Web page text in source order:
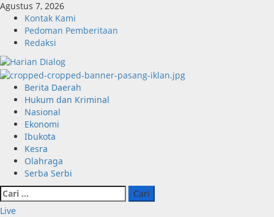
Skip
content
Agustus 7, 2026
Kontak Kami
Pedoman Pemberitaan
Redaksi
Primary
Menu
Berita Daerah
Hukum dan Kriminal
Nasional
Ekonomi
Ibukota
Kesra
Olahraga
Serba Serbi
Cari
untuk:
Live